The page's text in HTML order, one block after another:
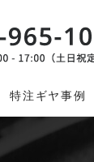
特注ギヤ事例